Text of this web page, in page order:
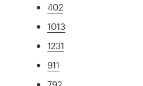
402
1013
1231
911